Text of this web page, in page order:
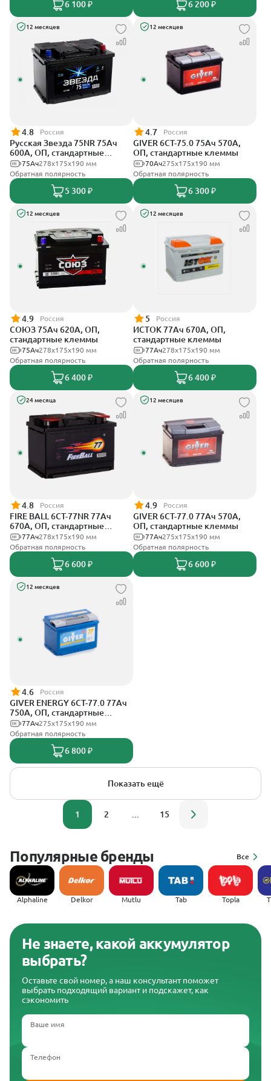
6 100 ₽ 6 200 ₽
12 месяцев
4.8 Россия
Русская Звезда 75NR 75Ач
600А, ОП, стандартные
клеммы278x175x190 мм
75Ач
Обратная полярность
5 300 ₽
12 месяцев
4.7 Россия
GIVER 6СТ-75.0 75Ач 570А,
ОП, стандартные клеммы
275х175х190 мм
70Ач
Обратная полярность
6 300 ₽
12 месяцев
4.9 Россия
СОЮЗ 75Ач 620А, ОП,
стандартные клеммы
278x175x190 мм
75Ач
Обратная полярность
6 400 ₽
12 месяцев
5 Россия
ИСТОК 77Ач 670А, ОП,
стандартные клеммы
278x175x190 мм
77Ач
Обратная полярность
6 400 ₽
24 месяца
4.8 Россия
FIRE BALL 6СТ-77NR 77Ач
670А, ОП, стандартные
клеммы278x175x190 мм
77Ач
Обратная полярность
6 600 ₽
12 месяцев
4.9 Россия
GIVER 6СТ-77.0 77Ач 570А,
ОП, стандартные клеммы
275х175х190 мм
77Ач
Обратная полярность
6 600 ₽
12 месяцев
4.6 Россия
GIVER ENERGY 6СТ-77.0 77Ач
750А, ОП, стандартные
клеммы275х175х190 мм
77Ач
Обратная полярность
6 800 ₽
Показать ещё
1 2 15
Популярные бренды Все
Alphaline Delkor Mutlu Tab Topla
Не знаете, какой аккумулятор
выбрать?
Оставьте свой номер, а наш консультант поможет
выбрать подходящий вариант и подскажет, как
сэкономить
Ваше имя
Телефон